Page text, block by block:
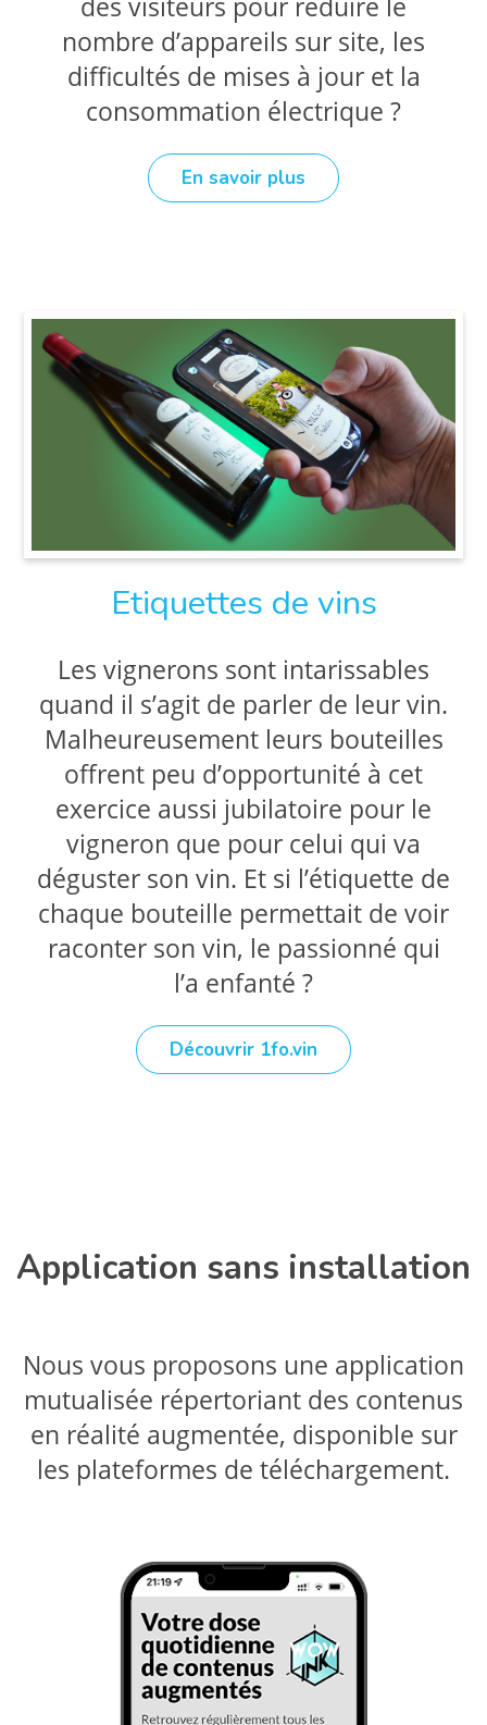
nombre d’appareils sur site, les
difficultés de mises à jour et la
consommation électrique ?
En savoir plus
Etiquettes de vins
Les vignerons sont intarissables
quand il s’agit de parler de leur vin.
Malheureusement leurs bouteilles
offrent peu d’opportunité à cet
exercice aussi jubilatoire pour le
vigneron que pour celui qui va
déguster son vin. Et si l’étiquette de
chaque bouteille permettait de voir
raconter son vin, le passionné qui
l’a enfanté ?
Découvrir 1fo.vin
Application sans installation
Nous vous proposons une application
mutualisée répertoriant des contenus
en réalité augmentée, disponible sur
les plateformes de téléchargement.